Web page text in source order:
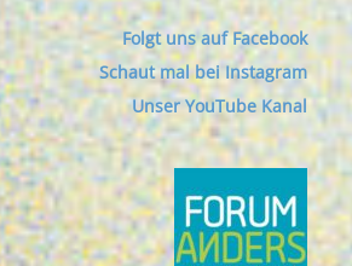
Folgt uns auf Facebook
Schaut mal bei Instagram
Unser YouTube Kanal